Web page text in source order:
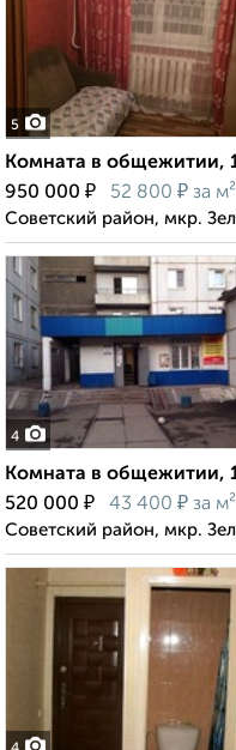
5
Комната в общежитии,
950 000 ₽ 52 800 ₽ за м²
Советский район, мкр.
4
Комната в общежитии,
520 000 ₽ 43 400 ₽ за м²
Советский район, мкр.